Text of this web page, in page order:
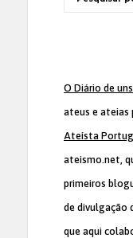
O Diário de
ateus e ateias
Ateísta
ateismo.net,
primeiros
de divulgação
que aqui